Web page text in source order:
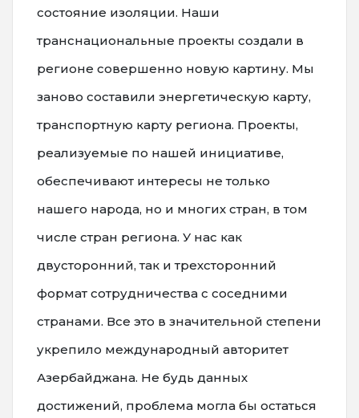
состояние изоляции. Наши
транснациональные проекты создали в
регионе совершенно новую картину. Мы
заново составили энергетическую карту,
транспортную карту региона. Проекты,
реализуемые по нашей инициативе,
обеспечивают интересы не только
нашего народа, но и многих стран, в том
числе стран региона. У нас как
двусторонний, так и трехсторонний
формат сотрудничества с соседними
странами. Все это в значительной степени
укрепило международный авторитет
Азербайджана. Не будь данных
достижений, проблема могла бы остаться